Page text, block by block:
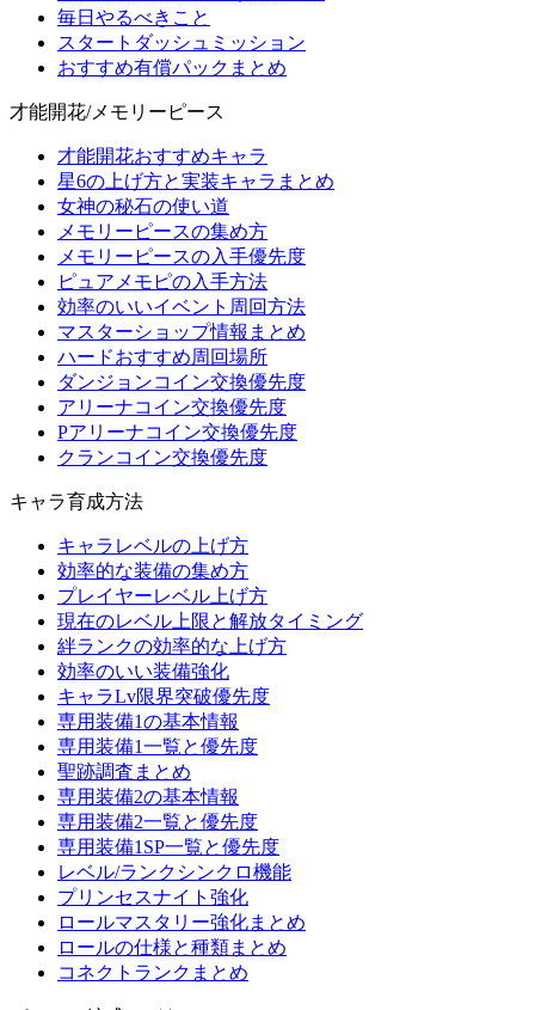
毎日やるべきこと
スタートダッシュミッション
おすすめ有償パックまとめ
才能開花/メモリーピース
才能開花おすすめキャラ
星6の上げ方と実装キャラまとめ
女神の秘石の使い道
メモリーピースの集め方
メモリーピースの入手優先度
ピュアメモピの入手方法
効率のいいイベント周回方法
マスターショップ情報まとめ
ハードおすすめ周回場所
ダンジョンコイン交換優先度
アリーナコイン交換優先度
Pアリーナコイン交換優先度
クランコイン交換優先度
キャラ育成方法
キャラレベルの上げ方
効率的な装備の集め方
プレイヤーレベル上げ方
現在のレベル上限と解放タイミング
絆ランクの効率的な上げ方
効率のいい装備強化
キャラLv限界突破優先度
専用装備1の基本情報
専用装備1一覧と優先度
聖跡調査まとめ
専用装備2の基本情報
専用装備2一覧と優先度
専用装備1SP一覧と優先度
レベル/ランクシンクロ機能
プリンセスナイト強化
ロールマスタリー強化まとめ
ロールの仕様と種類まとめ
コネクトランクまとめ